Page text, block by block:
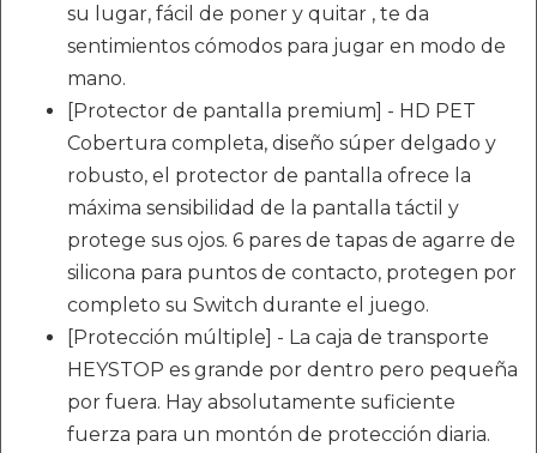
su lugar, fácil de poner y quitar , te da
sentimientos cómodos para jugar en modo de
mano.
[Protector de pantalla premium] - HD PET
Cobertura completa, diseño súper delgado y
robusto, el protector de pantalla ofrece la
máxima sensibilidad de la pantalla táctil y
protege sus ojos. 6 pares de tapas de agarre de
silicona para puntos de contacto, protegen por
completo su Switch durante el juego.
[Protección múltiple] - La caja de transporte
HEYSTOP es grande por dentro pero pequeña
por fuera. Hay absolutamente suficiente
fuerza para un montón de protección diaria.